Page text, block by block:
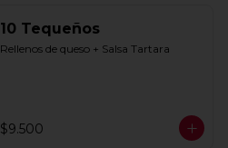
10 Tequeños
Rellenos de queso + Salsa Tartara
$9.500